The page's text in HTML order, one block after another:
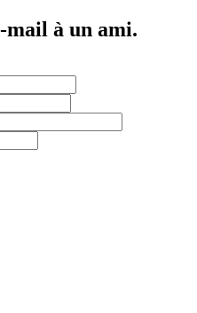
mail à un ami.